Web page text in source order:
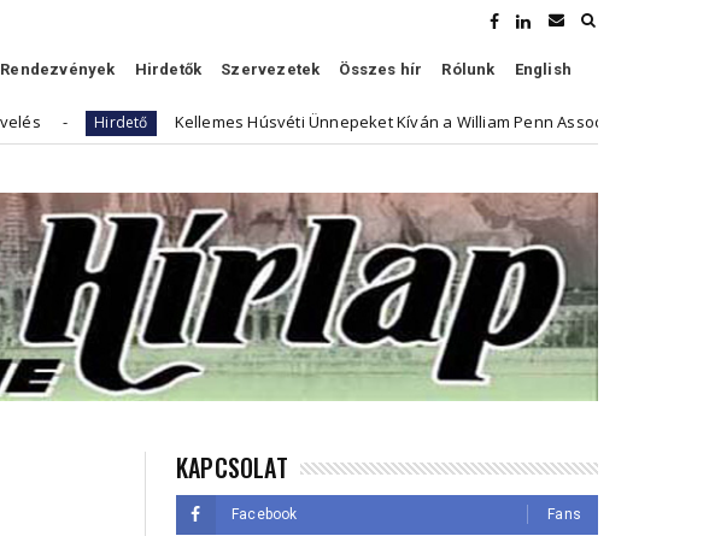
Rendezvények Hirdetők Szervezetek Összes hír Rólunk English
Hirdető Kellemes Húsvéti Ünnepeket Kíván a William Penn Association
KAPCSOLAT
Facebook Fans